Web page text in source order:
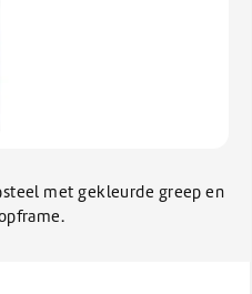
met gekleurde greep en